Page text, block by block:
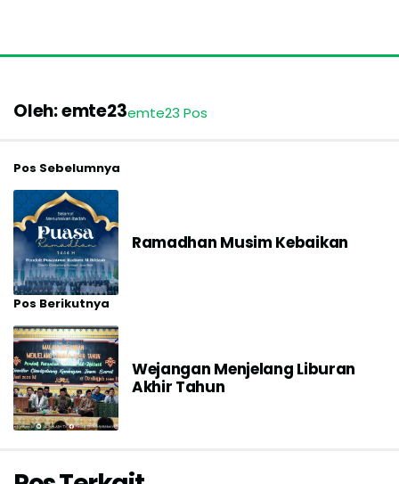
Oleh: emte23emte23 Pos
Pos Sebelumnya
Ramadhan Musim Kebaikan
Pos Berikutnya
Wejangan Menjelang Liburan
Akhir Tahun